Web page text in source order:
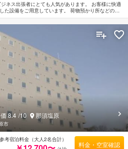
ネス出張者にとても人気があります。 お客様に快適
た設備をご用意しています。 荷物預かり所などの施
快適な睡眠をサポートするよう設備が整えてありま
ズマテレビ, 冷蔵庫などを備えた客室もあります。 こ
ンをご体験いただけます。 行き届いたサービスとプ
スタッフはお客様のリクエストに応じてくれます。
価8.4 /10 那須塩原
市
参考宿泊料金（大人2名合計）
料金・空室確認